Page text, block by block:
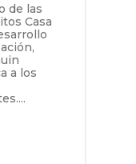
de las
Casa
a los